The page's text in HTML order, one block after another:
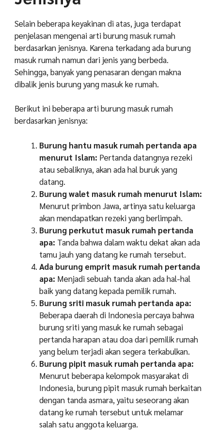
Selain beberapa keyakinan di atas, juga terdapat
penjelasan mengenai arti burung masuk rumah
berdasarkan jenisnya. Karena terkadang ada burung
masuk rumah namun dari jenis yang berbeda.
Sehingga, banyak yang penasaran dengan makna
dibalik jenis burung yang masuk ke rumah.
Berikut ini beberapa arti burung masuk rumah
berdasarkan jenisnya:
Burung hantu masuk rumah pertanda apa
menurut Islam: Pertanda datangnya rezeki
atau sebaliknya, akan ada hal buruk yang
datang.
Burung walet masuk rumah menurut Islam:
Menurut primbon Jawa, artinya satu keluarga
akan mendapatkan rezeki yang berlimpah.
Burung perkutut masuk rumah pertanda
apa: Tanda bahwa dalam waktu dekat akan ada
tamu jauh yang datang ke rumah tersebut.
Ada burung emprit masuk rumah pertanda
apa: Menjadi sebuah tanda akan ada hal-hal
baik yang datang kepada pemilik rumah.
Burung sriti masuk rumah pertanda apa:
Beberapa daerah di Indonesia percaya bahwa
burung sriti yang masuk ke rumah sebagai
pertanda harapan atau doa dari pemilik rumah
yang belum terjadi akan segera terkabulkan.
Burung pipit masuk rumah pertanda apa:
Menurut beberapa kelompok masyarakat di
Indonesia, burung pipit masuk rumah berkaitan
dengan tanda asmara, yaitu seseorang akan
datang ke rumah tersebut untuk melamar
salah satu anggota keluarga.